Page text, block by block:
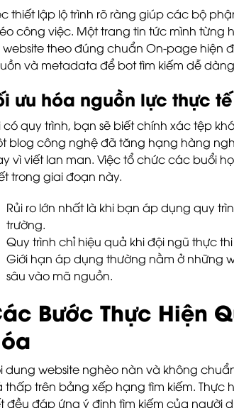
thiết lập lộ trình rõ ràng giúp các bộ
công việc. Một trang tin tức mình từng
theo đúng chuẩn On-page hiện
và metadata để bot tìm kiếm dễ
ưu hóa nguồn lực thực tế
có quy trình, bạn sẽ biết chính xác tệp
blog công nghệ đã tăng hạng hàng
vì viết lan man. Việc tổ chức các buổi
trong giai đoạn này.
Rủi ro lớn nhất là khi bạn áp dụng quy
trường.
Quy trình chỉ hiệu quả khi đội ngũ thực
Giới hạn áp dụng thường nằm ở những
sâu vào mã nguồn.
Bước Thực Hiện
dung website nghèo nàn và không
thấp trên bảng xếp hạng tìm kiếm. Thực
đều đáp ứng ý định tìm kiếm của người